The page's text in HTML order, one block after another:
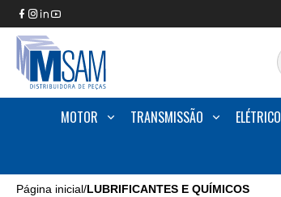
MOTOR TRANSMISSÃO ELÉTRICO
Página inicial/LUBRIFICANTES E QUÍMICOS